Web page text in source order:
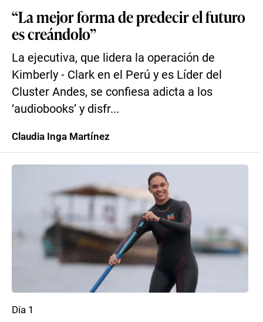
“La mejor forma de predecir el futuro
es creándolo”
La ejecutiva, que lidera la operación de
Kimberly - Clark en el Perú y es Líder del
Cluster Andes, se confiesa adicta a los
‘audiobooks’ y disfr...
Claudia Inga Martínez
Día 1